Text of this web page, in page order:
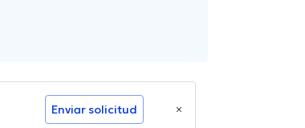
Enviar solicitud